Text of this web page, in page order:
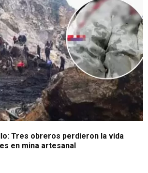
Tres obreros perdieron la vida
en mina artesanal